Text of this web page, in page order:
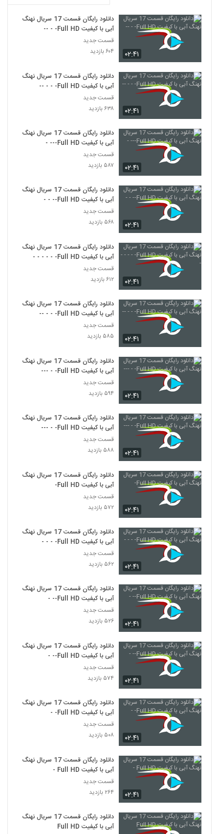
۰۲:۴۱
دانلود رایگان قسمت 17 سریال نهنگ
آبی با کیفیت Full HD- - --
قسمت جدید
۶۰۴ بازدید
۰۲:۴۱
دانلود رایگان قسمت 17 سریال نهنگ
آبی با کیفیت Full HD- - - --
قسمت جدید
۶۳۸ بازدید
۰۲:۴۱
دانلود رایگان قسمت 17 سریال نهنگ
آبی با کیفیت Full HD--- -
قسمت جدید
۵۸۷ بازدید
۰۲:۴۱
دانلود رایگان قسمت 17 سریال نهنگ
آبی با کیفیت Full HD-- - -
قسمت جدید
۵۶۸ بازدید
۰۲:۴۱
دانلود رایگان قسمت 17 سریال نهنگ
آبی با کیفیت Full HD- - - - - -
قسمت جدید
۶۱۲ بازدید
۰۲:۴۱
دانلود رایگان قسمت 17 سریال نهنگ
آبی با کیفیت Full HD- - - --
قسمت جدید
۵۸۵ بازدید
۰۲:۴۱
دانلود رایگان قسمت 17 سریال نهنگ
آبی با کیفیت Full HD- - ---
قسمت جدید
۵۹۴ بازدید
۰۲:۴۱
دانلود رایگان قسمت 17 سریال نهنگ
آبی با کیفیت Full HD- - ---
قسمت جدید
۵۸۸ بازدید
۰۲:۴۱
دانلود رایگان قسمت 17 سریال نهنگ
آبی با کیفیت Full HD-
قسمت جدید
۵۷۲ بازدید
۰۲:۴۱
دانلود رایگان قسمت 17 سریال نهنگ
آبی با کیفیت Full HD- - - -
قسمت جدید
۵۶۲ بازدید
۰۲:۴۱
دانلود رایگان قسمت 17 سریال نهنگ
آبی با کیفیت Full HD-- -
قسمت جدید
۵۲۶ بازدید
۰۲:۴۱
دانلود رایگان قسمت 17 سریال نهنگ
آبی با کیفیت Full HD-- -
قسمت جدید
۵۷۴ بازدید
۰۲:۴۱
دانلود رایگان قسمت 17 سریال نهنگ
آبی با کیفیت Full HD- -
قسمت جدید
۵۰۸ بازدید
۰۲:۴۱
دانلود رایگان قسمت 17 سریال نهنگ
آبی با کیفیت Full HD -
قسمت جدید
۲۶۴ بازدید
دانلود رایگان قسمت 17 سریال نهنگ
آبی با کیفیت Full HD